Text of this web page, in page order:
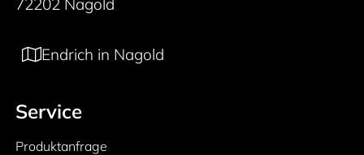
Endrich in Nagold
Service
Produktanfrage